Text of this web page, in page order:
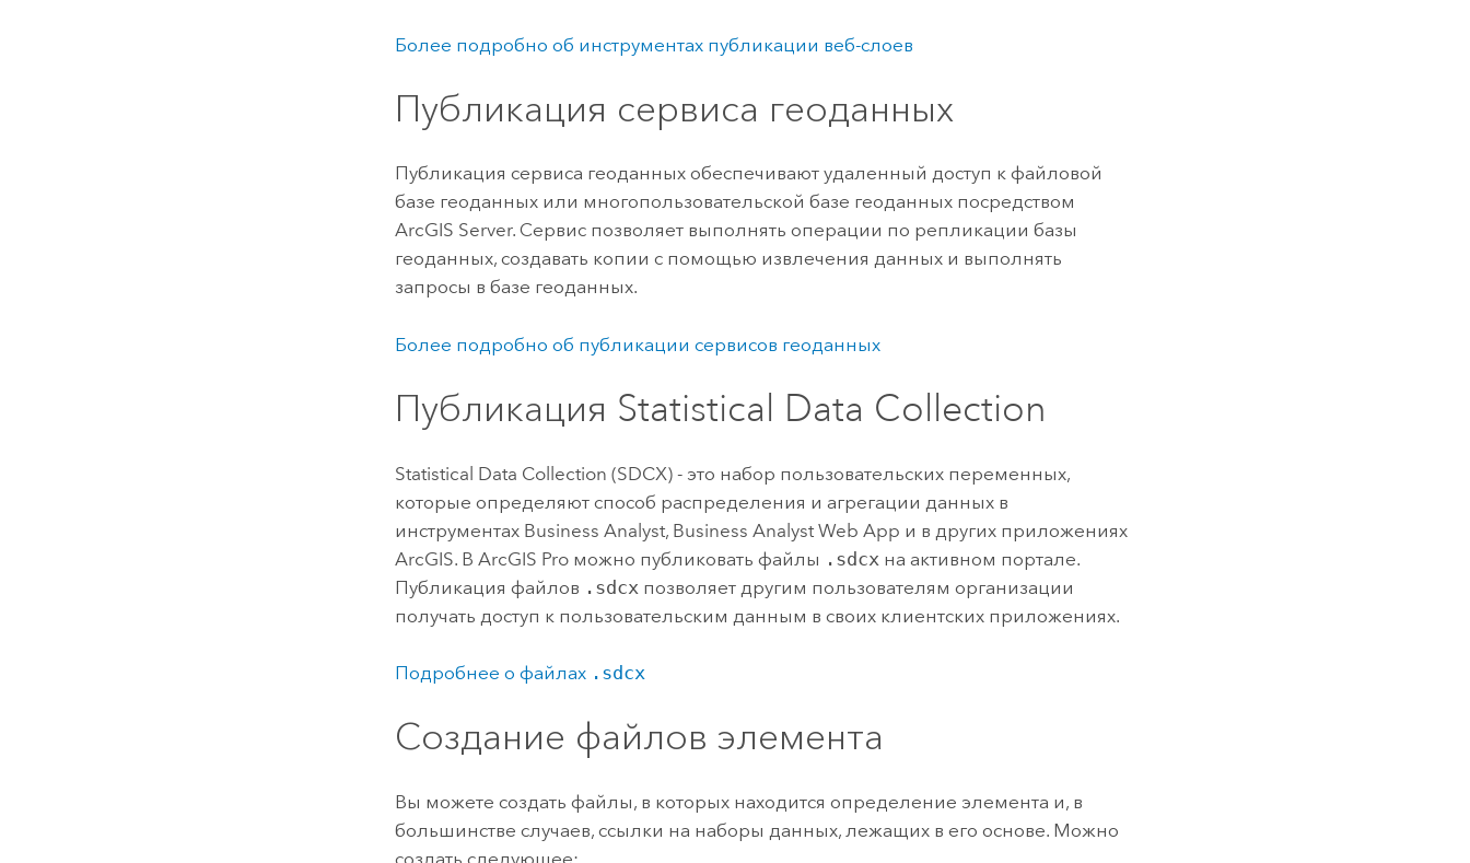
Более подробно об инструментах публикации веб-слоев
Публикация сервиса геоданных
Публикация сервиса геоданных обеспечивают удаленный доступ к файловой
базе геоданных или многопользовательской базе геоданных посредством
ArcGIS Server. Сервис позволяет выполнять операции по репликации базы
геоданных, создавать копии с помощью извлечения данных и выполнять
запросы в базе геоданных.
Более подробно об публикации сервисов геоданных
Публикация Statistical Data Collection
Statistical Data Collection (SDCX) - это набор пользовательских переменных,
которые определяют способ распределения и агрегации данных в
инструментах Business Analyst, Business Analyst Web App и в других приложениях
ArcGIS. ВArcGIS Pro можно публиковать файлы .sdcx на активном портале.
Публикация файлов .sdcx позволяет другим пользователям организации
получать доступ к пользовательским данным в своих клиентских приложениях.
Подробнее о файлах .sdcx
Создание файлов элемента
Вы можете создать файлы, в которых находится определение элемента и, в
большинстве случаев, ссылки на наборы данных, лежащих в его основе. Можно
создать следующее: